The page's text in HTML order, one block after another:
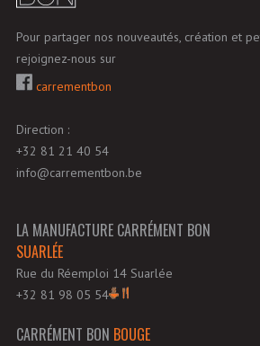
Pour partager nos nouveautés, création et
rejoignez-nous sur
carrementbon
Direction :
+32 81 21 40 54
info@carrementbon.be
LA MANUFACTURE CARRÉMENT BON
SUARLÉE
Rue du Réemploi 14 Suarlée
+32 81 98 05 54
CARRÉMENT BON BOUGE